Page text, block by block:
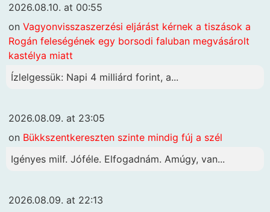
2026.08.10. at 00:55
on Vagyonvisszaszerzési eljárást kérnek a tiszások a
Rogán feleségének egy borsodi faluban megvásárolt
kastélya miatt
Ízlelgessük: Napi 4 milliárd forint, a...
2026.08.09. at 23:05
on Bükkszentkereszten szinte mindig fúj a szél
Igényes milf. Jóféle. Elfogadnám. Amúgy, van...
2026.08.09. at 22:13